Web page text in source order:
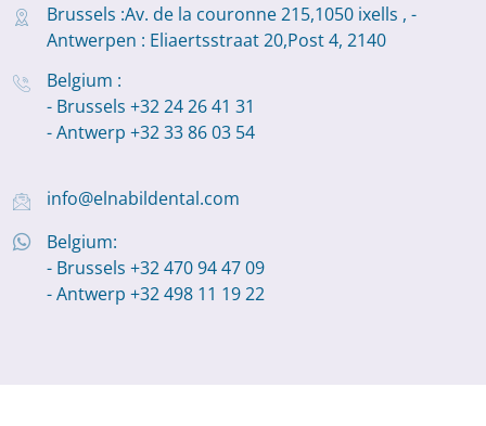
Brussels :Av. de la couronne 215,1050 ixells , -
Antwerpen : Eliaertsstraat 20,Post 4, 2140
Belgium :
- Brussels +32 24 26 41 31
- Antwerp +32 33 86 03 54
info@elnabildental.com
Belgium:
- Brussels +32 470 94 47 09
- Antwerp +32 498 11 19 22